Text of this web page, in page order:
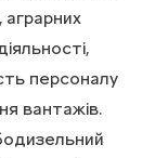
персоналу
вантажів.